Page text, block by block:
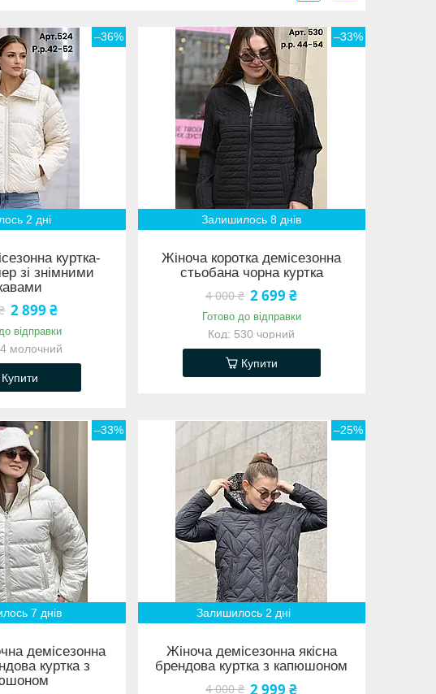
–36%
2 дні
куртка-
зі знімними
2 899 ₴
відправки
молочний
Купити
–33%
Залишилось 8 днів
Жіноча коротка демісезонна
стьобана чорна куртка
4 000 ₴ 2 699 ₴
Готово до відправки
530 чорний
Купити
–33%
7 днів
демісезонна
куртка з
–25%
Залишилось 2 дні
Жіноча демісезонна якісна
брендова куртка з капюшоном
4 000 ₴ 2 999 ₴